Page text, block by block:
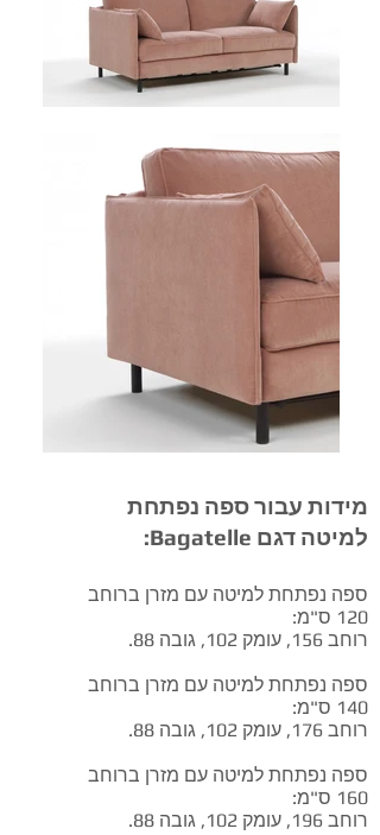
מידות עבור ספה נפתחת
למיטה דגם Bagatelle:
ספה נפתחת למיטה עם מזרן ברוחב
120 ס"מ:
רוחב 156, עומק 102, גובה 88.
ספה נפתחת למיטה עם מזרן ברוחב
140 ס"מ:
רוחב 176, עומק 102, גובה 88.
ספה נפתחת למיטה עם מזרן ברוחב
160 ס"מ:
רוחב 196, עומק 102, גובה 88.